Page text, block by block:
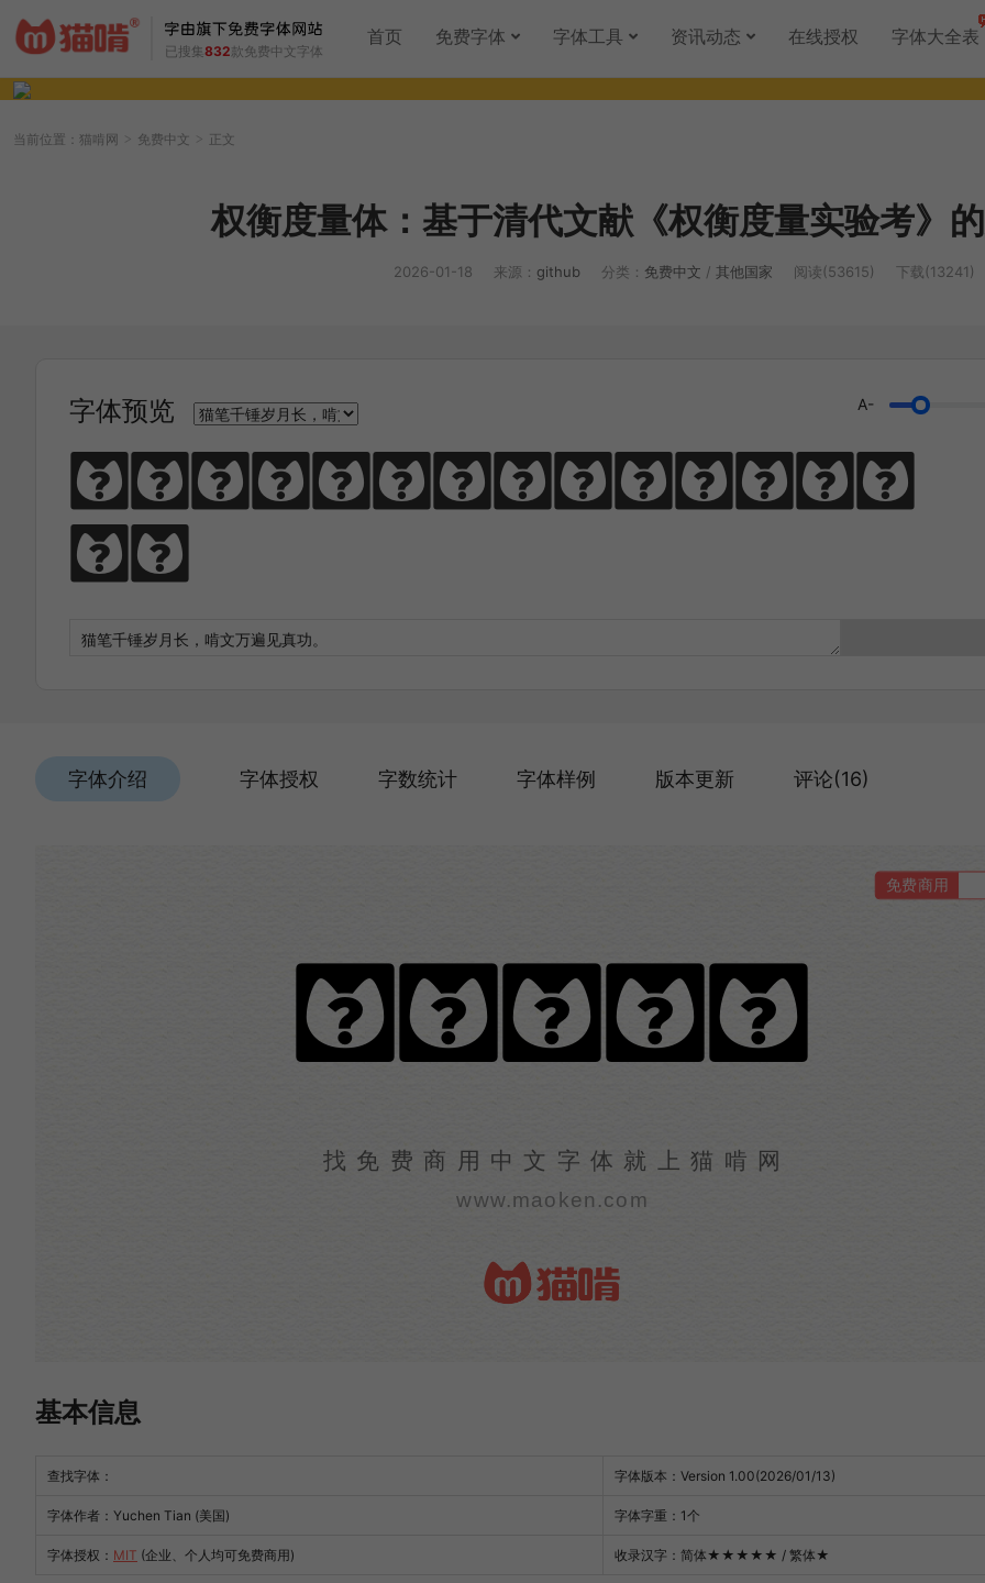
已搜集832款免费中文字体
首页 免费字体 字体工具 资讯动态 在线授权 字体大全表
当前位置： 猫啃网 > 免费中文 > 正文
权衡度量体：基于清代文献《权衡度量实验考》
2026-01-18 来源： github 分类： 免费中文 / 其他国家 阅读(53615) 下载(13241)
字体预览 A-
猫笔千锤岁月长，啃文万遍见真
功。
字体介绍 字体授权 字数统计 字体样例 版本更新 评论(16)
免费商用
权衡度量体
找免费商用中文字体就上猫啃网
www.maoken.com
基本信息
查找字体： 字体版本：Version 1.00(2026/01/13)
字体作者：Yuchen Tian (美国) 字体字重：1个
字体授权： MIT (企业、个人均可免费商用) 收录汉字：简体★★★★★ / 繁体★